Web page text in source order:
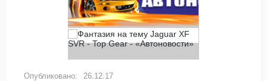
26.12.17